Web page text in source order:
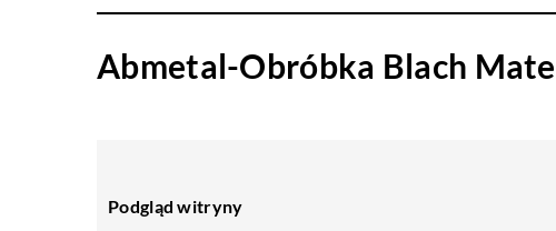
Abmetal-Obróbka Blach
Podgląd witryny